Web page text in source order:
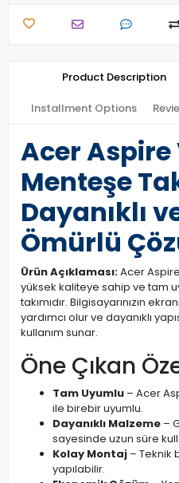
Product Description
Installment Options
Acer Aspire
Menteşe
Dayanıklı
Ömürlü
Ürün Açıklaması:Acer
yüksek kaliteye sahip ve tam
takımıdır. Bilgisayarınızın
yardımcı olur ve dayanıklı
kullanım sunar.
Öne Çıkan
Tam Uyumlu – Acer
ile birebir uyumlu.
Dayanıklı Malzeme –
sayesinde uzun süre
Kolay Montaj – Teknik
yapılabilir.